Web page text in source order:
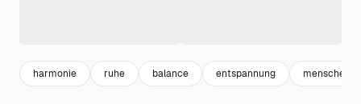
harmonie ruhe balance entspannung menschen